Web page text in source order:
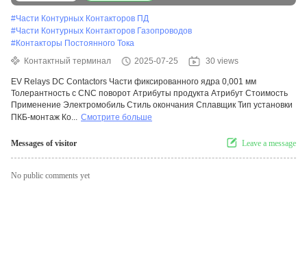
#Части Контурных Контакторов ПД
#Части Контурных Контакторов Газопроводов
#Контакторы Постоянного Тока
Контактный терминал
2025-07-25 30 views
EV Relays DC Contactors Части фиксированного ядра 0,001 мм
Толерантность с CNC поворот Атрибуты продукта Атрибут Стоимость
Применение Электромобиль Стиль окончания Сплавщик Тип установки
ПКБ-монтаж Ко... Смотрите больше
Messages of visitor Leave a message
No public comments yet